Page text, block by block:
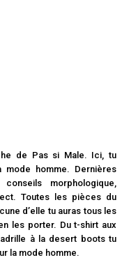
de Pas si Male. Ici, tu
homme. Dernières
morphologique,
Toutes les pièces du
d’elle tu auras tous les
les porter. Du t-shirt aux
à la desert boots tu
la mode homme.